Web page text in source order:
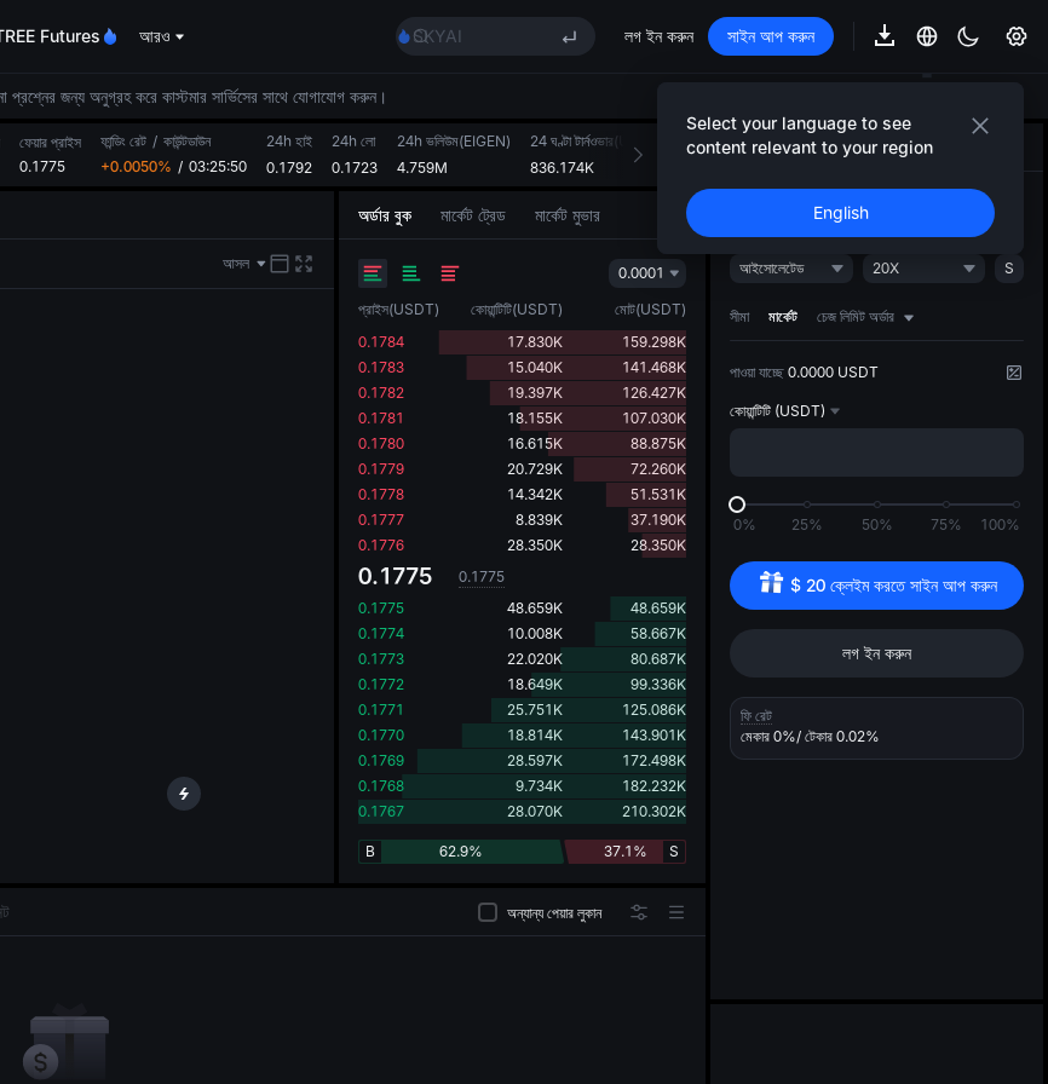
Futures আরও
SKYAI
UNITREE STAR Market Subscription on Aug 10
AAOI
SKYAI
UNITREE STAR Market Subscription on Aug 10
SPCX rises despite lock-up expiry
লগ ইন করুন সাইন আপ করুন
Select your language to see
content relevant to your region
English
জন্য অনুগ্রহ করে কাস্টমার সার্ভিসের সাথে যোগাযোগ করুন।
ফেয়ার প্রাইস
0.1775
ফান্ডিং রেট / কাউন্টডাউন
+0.0050% / 03:25:50
24h হাই
0.1792
24h লো
0.1723
24h ভলিউম(EIGEN)
4.759M
24 ঘণ্টা টার্নওভার(USDT)
836.174K
অন্যান্য পেয়ার লুকান
আসল
অর্ডার বুক মার্কেট ট্রেড মার্কেট মুভার
0.0001
প্রাইস(USDT) কোয়ান্টিটি(USDT) মোট(USDT)
0.1784
17.830K
159.298K
0.1783
15.040K
141.468K
0.1782
19.397K
126.427K
0.1781
18.155K
107.030K
0.1780
16.615K
88.875K
0.1779
20.729K
72.260K
0.1778
14.342K
51.531K
0.1777
8.839K
37.190K
0.1776
28.350K 28.350K
0.1775
0.1775
0.1775
48.659K
48.659K
0.1774
10.008K
58.667K
0.1773
22.020K
80.687K
0.1772
18.649K
99.336K
0.1771
25.751K
125.086K
0.1770
18.814K
143.901K
0.1769
28.597K
172.498K
0.1768
9.734K
182.232K
0.1767
28.070K 210.302K
62.9%
B 37.1% S
ট্রেড করুন AI স্ট্র্যাটেজি NEW
ওপেন
আইসোলেটেড 20X S
সীমা মার্কেট চেজ লিমিট অর্ডার
পাওয়া যাচ্ছে 0.0000 USDT
কোয়ান্টিটি (USDT)
0% 25% 50% 75% 100%
$ 20 ক্লেইম করতে সাইন আপ করুন
লগ ইন করুন
ফি রেট
মেকার 0%/ টেকার 0.02%